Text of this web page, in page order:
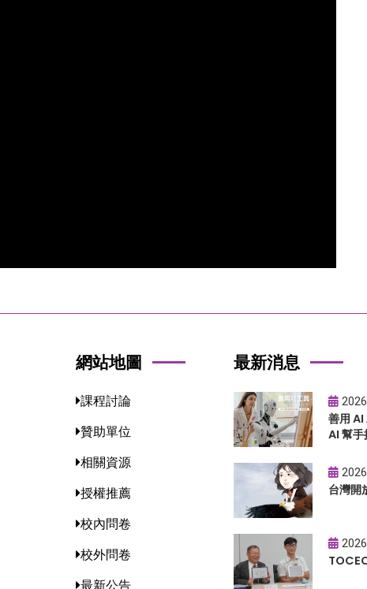
網站地圖
課程討論
贊助單位
相關資源
授權推薦
校內問卷
校外問卷
最新公告
最新消息
善用
AI 幫
台灣開